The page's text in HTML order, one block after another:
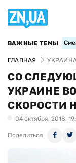
ВАЖНЫЕ ТЕМЫ
ГЛАВНАЯ
СО
УКРАИНЕ
СКОРОСТИ
04 октября, 2018,
Поделиться